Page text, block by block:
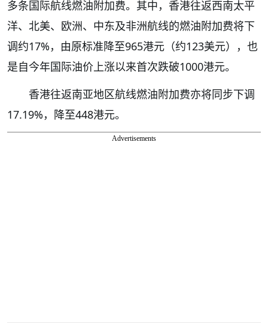
多条国际航线燃油附加费。其中，香港往返西南太平
洋、北美、欧洲、中东及非洲航线的燃油附加费将下
调约17%，由原标准降至965港元（约123美元），也
是自今年国际油价上涨以来首次跌破1000港元。
香港往返南亚地区航线燃油附加费亦将同步下调
17.19%，降至448港元。
Advertisements